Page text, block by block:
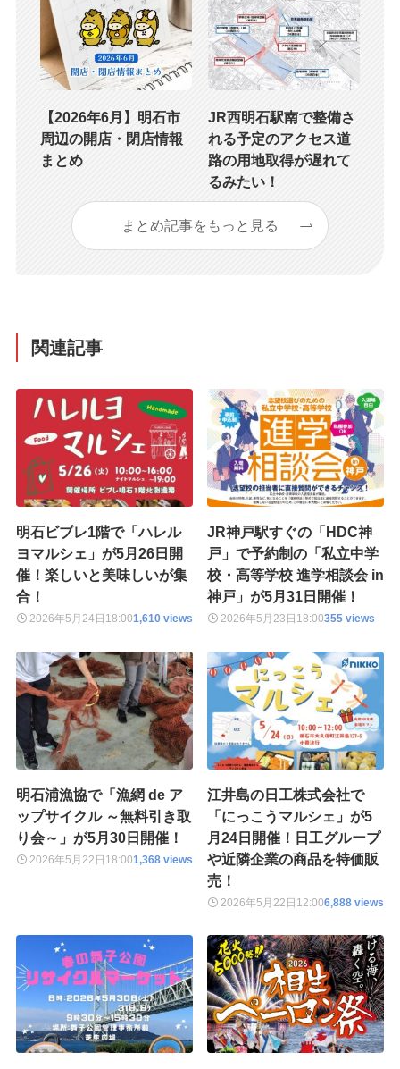
【2026年6月】明石市
周辺の開店・閉店情報
まとめ
JR西明石駅南で整備さ
れる予定のアクセス道
路の用地取得が遅れて
るみたい！
まとめ記事をもっと見る
関連記事
明石ビブレ1階で「ハレル
ヨマルシェ」が5月26日開
催！楽しいと美味しいが集
合！
2026年5月24日 18:001,610 views
JR神戸駅すぐの「HDC神
戸」で予約制の「私立中学
校・高等学校 進学相談会 in
神戸」が5月31日開催！
2026年5月23日 18:00355 views
明石浦漁協で「漁網 de ア
ップサイクル ～無料引き取
り会～」が5月30日開催！
2026年5月22日 18:001,368 views
江井島の日工株式会社で
「にっこうマルシェ」が5
月24日開催！日工グループ
や近隣企業の商品を特価販
売！
2026年5月22日 12:006,888 views